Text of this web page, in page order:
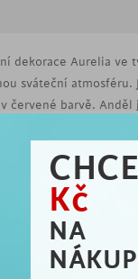
Kč
NA
dekorace Aurelia ve
sváteční atmosféru.
červené barvě.
vánoční dekorace
z masivního